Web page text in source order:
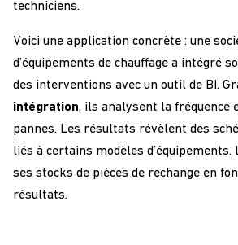
techniciens.
Voici une application concrète : une
d’équipements de chauffage a intégré
des interventions avec un outil de BI.
intégration, ils analysent la fréquence
pannes. Les résultats révèlent des
liés à certains modèles d’équipements.
ses stocks de pièces de rechange en
résultats.